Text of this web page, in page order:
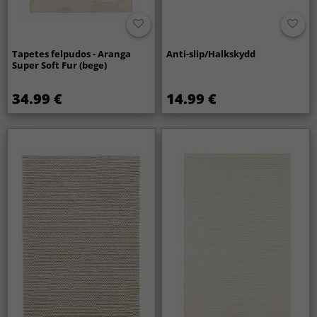
Tapetes felpudos - Aranga
Super Soft Fur (bege)
34.99 €
Anti-slip/Halkskydd
14.99 €